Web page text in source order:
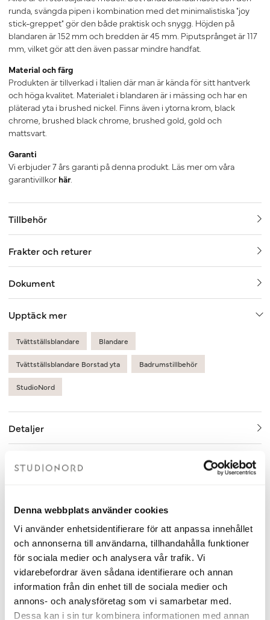
Denna webbplats använder cookies
Vi använder enhetsidentifierare för att anpassa innehållet
och annonserna till användarna, tillhandahålla funktioner
för sociala medier och analysera vår trafik. Vi
vidarebefordrar även sådana identifierare och annan
information från din enhet till de sociala medier och
annons- och analysföretag som vi samarbetar med.
Dessa kan i sin tur kombinera informationen med annan
runda, svängda pipen i kombination med det minimalistiska "joy
stick-greppet" gör den både praktisk och snygg. Höjden på
blandaren är 152 mm och bredden är 45 mm. Piputsprånget är 117
mm, vilket gör att den även passar mindre handfat.
Material och färg
Produkten är tillverkad i Italien där man är kända för sitt hantverk
och höga kvalitet. Materialet i blandaren är i mässing och har en
pläterad yta i brushed nickel. Finns även i ytorna krom, black
chrome, brushed black chrome, brushed gold, gold och
mattsvart.
Garanti
Vi erbjuder 7 års garanti på denna produkt. Läs mer om våra
garantivillkor här.
Tillbehör
Frakter och returer
Dokument
Upptäck mer
Tvättställsblandare Blandare
Tvättställsblandare Borstad yta Badrumstillbehör
StudioNord
Detaljer